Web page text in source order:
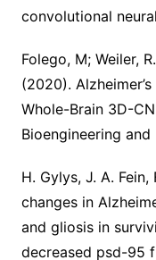
convolutional
Folego, M; Weiler,
(2020).
Whole-Brain 3D-
Bioengineering and
H. Gylys, J. A.
changes in
and gliosis in
decreased psd-95